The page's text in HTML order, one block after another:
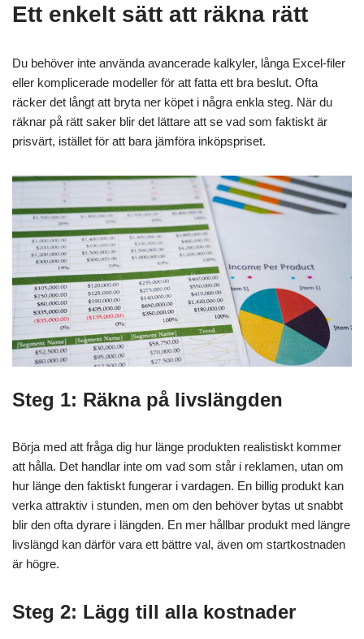
Ett enkelt sätt att räkna rätt
Du behöver inte använda avancerade kalkyler, långa Excel-filer
eller komplicerade modeller för att fatta ett bra beslut. Ofta
räcker det långt att bryta ner köpet i några enkla steg. När du
räknar på rätt saker blir det lättare att se vad som faktiskt är
prisvärt, istället för att bara jämföra inköpspriset.
Steg 1: Räkna på livslängden
Börja med att fråga dig hur länge produkten realistiskt kommer
att hålla. Det handlar inte om vad som står i reklamen, utan om
hur länge den faktiskt fungerar i vardagen. En billig produkt kan
verka attraktiv i stunden, men om den behöver bytas ut snabbt
blir den ofta dyrare i längden. En mer hållbar produkt med längre
livslängd kan därför vara ett bättre val, även om startkostnaden
är högre.
Steg 2: Lägg till alla kostnader